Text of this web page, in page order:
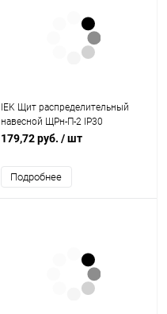
IEK Щит распределительный
навесной ЩРн-П-2 IP30
пластиковый белый прозрачная
20)
179,72 руб. / шт
Подробнее